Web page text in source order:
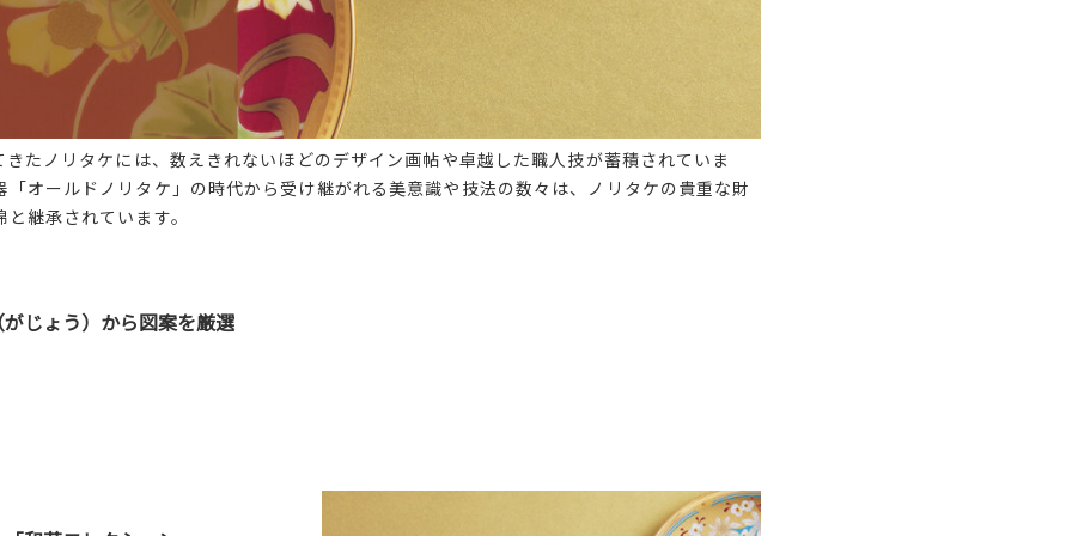
たノリタケには、数えきれないほどのデザイン画帖や卓越した職人技が蓄積されていま
オールドノリタケ」の時代から受け継がれる美意識や技法の数々は、ノリタケの貴重な財
継承されています。
じょう）から図案を厳選